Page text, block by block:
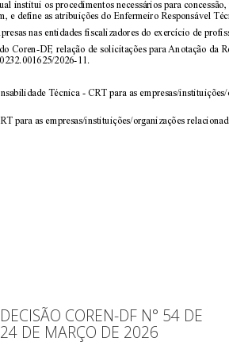
DECISÃO COREN-DF N° 54 DE
24 DE MARÇO DE 2026